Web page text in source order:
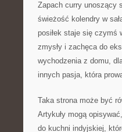
Zapach curry unoszący
świeżość kolendry w
posiłek staje się czymś
zmysły i zachęca do
wychodzenia z domu,
innych pasja, która
Taka strona może być
Artykuły mogą
do kuchni indyjskiej,